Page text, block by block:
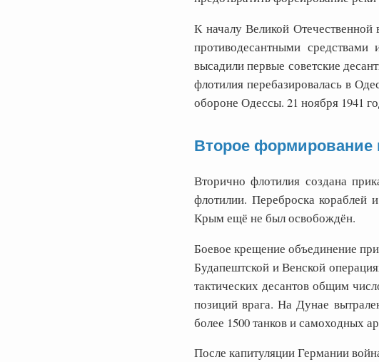
К началу Великой
противодесантными
высадили первые советские
флотилия перебазировалась в
обороне Одессы. 21 ноября 1941
Второе формирование
Вторично флотилия создана
флотилии. Переброска кораблей
Крым ещё не был освобождён.
Боевое крещение объединение
Будапештской и Венской
тактических десантов общим
позиций врага. На Дунае
более 1500 танков и самоходных
После капитуляции Германии